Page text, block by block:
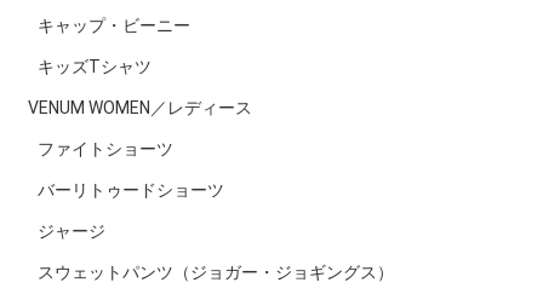
キャップ・ビーニー
キッズTシャツ
VENUM WOMEN／レディース
ファイトショーツ
バーリトゥードショーツ
ジャージ
スウェットパンツ（ジョガー・ジョギングス）